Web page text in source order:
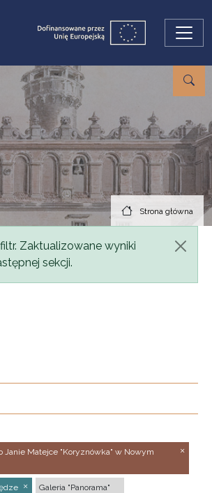
Strona główna
Zaktualizowane wyniki
sekcji.
Janie Matejce "Koryznówka" w Nowym
Galeria "Panorama"